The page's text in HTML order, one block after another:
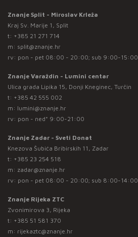
Znanje Split - Miroslav Krleža
Kraj Sv. Marije 1, Split
t: +385 21 271 714
m: split@znanje.hr
rv: pon - pet 08:00 - 20:00; sub 9:00-15:00
Znanje Varaždin - Lumini centar
Ulica grada Lipika 15, Donji Kneginec, Turčin
t: +385 42 555 002
m: lumini@znanje.hr
rv: pon - ned* 9:00-21:00
Znanje Zadar - Sveti Donat
Knezova Šubića Bribirskih 11, Zadar
t: +385 23 254 518
m: zadar@znanje.hr
rv: pon - pet 08:00 - 20:00; sub 8:00-14:00
Znanje Rijeka ZTC
Zvonimirova 3, Rijeka
t: +385 51 581 370
m: rijekaztc@znanje.hr